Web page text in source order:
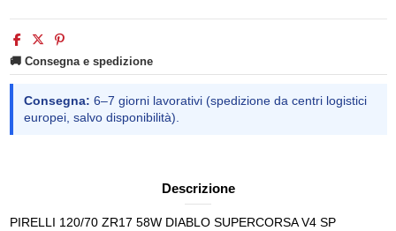
🚚 Consegna e spedizione
Consegna: 6–7 giorni lavorativi (spedizione da centri logistici
europei, salvo disponibilità).
Descrizione
PIRELLI 120/70 ZR17 58W DIABLO SUPERCORSA V4 SP